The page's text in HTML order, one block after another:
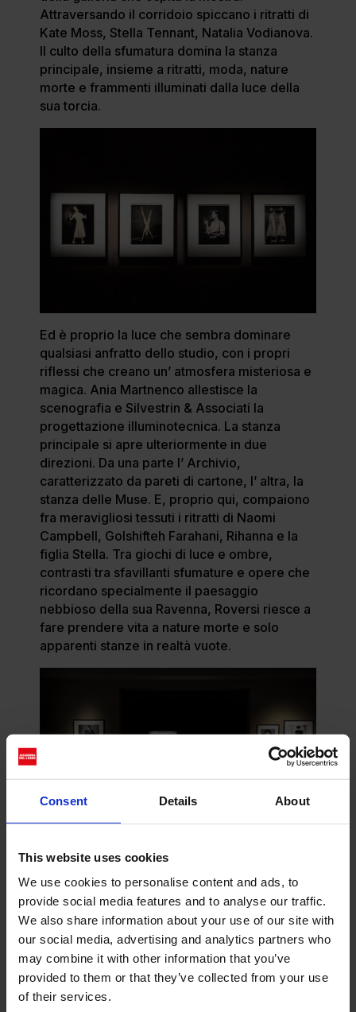
Consent Details About
This website uses cookies
We use cookies to personalise content and ads, to
provide social media features and to analyse our traffic.
We also share information about your use of our site with
our social media, advertising and analytics partners who
may combine it with other information that you’ve
provided to them or that they’ve collected from your use
of their services.
Attraversando il corridoio spiccano i ritratti di
Kate Moss, Stella Tennant, Natalia Vodianova.
Il culto della sfumatura domina la stanza
principale, insieme a ritratti, moda, nature
morte e frammenti illuminati dalla luce della
sua torcia.
Ed è proprio la luce che sembra dominare
qualsiasi anfratto dello studio, con i propri
riflessi che creano un’ atmosfera misteriosa e
magica. Ania Martnenco allestisce la
scenografia e Silvestrin & Associati la
progettazione illuminotecnica. La stanza
principale si apre ulteriormente in due
direzioni. Da una parte l’ Archivio,
caratterizzato da pareti di cartone, l’ altra, la
stanza delle Muse. E, proprio qui, compaiono
fra meravigliosi tessuti i ritratti di Naomi
Campbell, Golshifteh Farahani, Rihanna e la
figlia Stella. Tra giochi di luce e ombre,
contrasti tra sfavillanti sfumature e opere che
ricordano specialmente il paesaggio
nebbioso della sua Ravenna, Roversi riesce a
fare prendere vita a nature morte e solo
apparenti stanze in realtà vuote.
anche grazie al Progetto europeo Value Plus
(programma Interreg Italia–Croazia), ENEL
Green Power e al contributo di
Marcegaglia , RM Srl Industrial
Machinery, Service Srl. L’ Ingresso è
compreso nel biglietto del museo e gli orari
per poter visitare la mostra sono: